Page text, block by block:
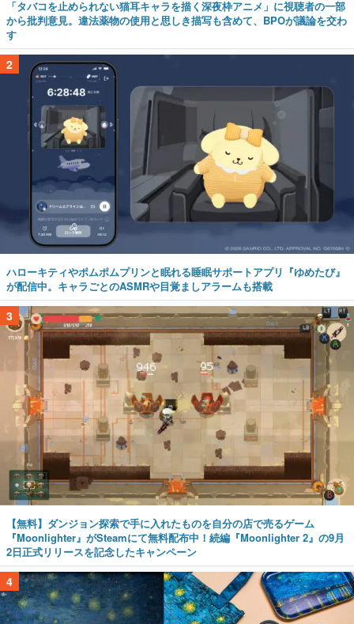
「タバコを止められない猫耳キャラを描く深夜枠アニメ」に視聴者の一部
から批判意見。違法薬物の使用と思しき描写も含めて、BPOが議論を交わ
す
2
ハローキティやポムポムプリンと眠れる睡眠サポートアプリ『ゆめたび』
が配信中。キャラごとのASMRや目覚ましアラームも搭載
3
【無料】ダンジョン探索で手に入れたものを自分の店で売るゲーム
『Moonlighter』がSteamにて無料配布中！続編『Moonlighter 2』の9月
2日正式リリースを記念したキャンペーン
4